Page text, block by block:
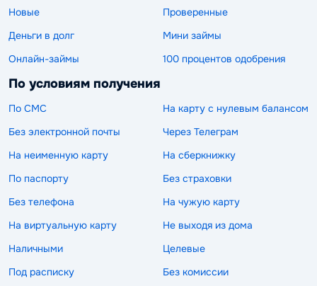
Новые
Проверенные
Деньги в долг
Мини займы
Онлайн-займы
100 процентов одобрения
По условиям получения
По СМС
На карту с нулевым балансом
Без электронной почты
Через Телеграм
На неименную карту
На сберкнижку
По паспорту
Без страховки
Без телефона
На чужую карту
На виртуальную карту
Не выходя из дома
Наличными
Целевые
Под расписку
Без комиссии